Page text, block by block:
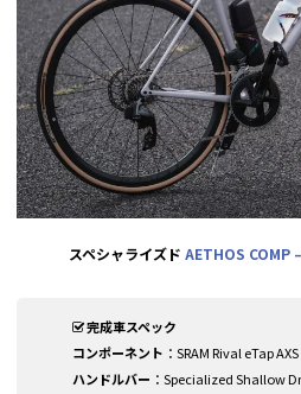
スペシャライズド AETHOS COMP
完成車スペック
コンポーネント ：SRAM Rival eTap AXS
ハンドルバー ：Specialized Shallow